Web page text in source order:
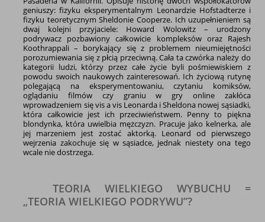
geniuszy: fizyku eksperymentalnym Leonardzie Hofstadterze i
fizyku teoretycznym Sheldonie Cooperze. Ich uzupełnieniem są
dwaj kolejni przyjaciele: Howard Wolowitz – urodzony
podrywacz pozbawiony całkowicie kompleksów oraz Rajesh
Koothrappali – borykający się z problemem nieumiejętności
porozumiewania się z płcią przeciwną. Cała ta czwórka należy do
kategorii ludzi, którzy przez całe życie byli pośmiewiskiem z
powodu swoich naukowych zainteresowań. Ich życiową rutynę
polegającą na eksperymentowaniu, czytaniu komiksów,
oglądaniu filmów czy graniu w gry online zakłóca
wprowadzeniem się vis a vis Leonarda i Sheldona nowej sąsiadki,
która całkowicie jest ich przeciwieństwem. Penny to piękna
blondynka, która uwielbia mężczyzn. Pracuje jako kelnerka, ale
jej marzeniem jest zostać aktorką. Leonard od pierwszego
wejrzenia zakochuje się w sąsiadce, jednak niestety ona tego
wcale nie dostrzega.
TEORIA WIELKIEGO WYBUCHU =
„TEORIA WIELKIEGO PODRYWU”?